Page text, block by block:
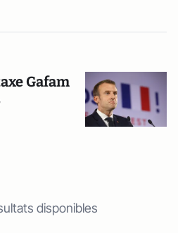
Gafam
disponibles